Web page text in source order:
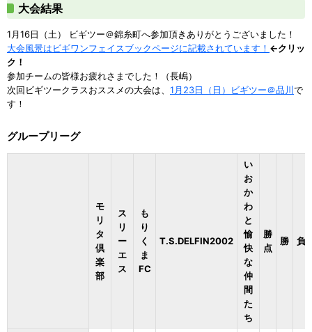
大会結果
1月16日（土） ビギツー＠錦糸町へ参加頂きありがとうございました！
大会風景はビギワンフェイスブックページに記載されています！ ←クリッ
ク！
参加チームの皆様お疲れさまでした！（長嶋）
次回ビギツークラスおススメの大会は、 1月23日（日）ビギツー＠品川で
す！
グループリーグ
モ
リ
タ
倶
楽
部
ス
リ
ー
エ
ス
も
り
く
ま
FC
T.S.DELFIN2002
い
お
か
わ
と
愉
快
な
仲
間
た
ち
勝
点
勝 負